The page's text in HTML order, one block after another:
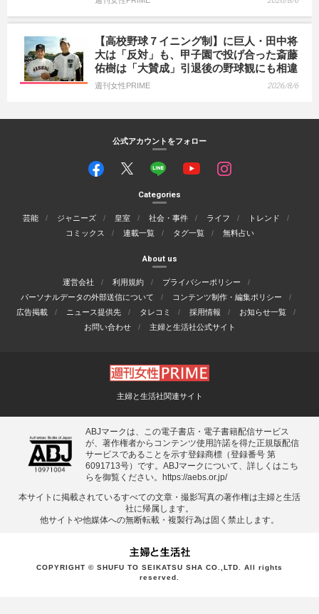
【高校野球７イニング制】に巨人・田中将
大は「反対」も、甲子園で投げ合った斎藤
佑樹は「大賛成」引退後の野球観にも相違
週刊女性PRIME 2026/8/6
公式アカウントをフォロー
Categories
芸能 ジャニーズ 皇室 社会・事件 ライフ
トレンド
コミックス
連載一覧 タグ一覧 無料占い
About us
運営会社 利用規約
プライバシーポリシー
パーソナルデータの外部送信について
コンテンツ制作・編集ポリシー
広告掲載
ニュース提供先 タレコミ 採用情報
お知らせ一覧
お問い合わせ
主婦と生活社公式サイト
主婦と生活社関連サイト
ABJマークは、この電子書店・電子書籍配信サービス
が、著作権者からコンテンツ使用許諾を得た正規版配信
サービスであることを示す登録商標（登録番号 第
6091713号）です。ABJマークについて、詳しくはこち
らを御覧ください。 https://aebs.or.jp/
本サイトに掲載されているすべての⽂章・撮影写真の著作権は主婦と⽣活
社に帰属します。
他サイトや他媒体への無断転載・複製⾏為は固く禁⽌します。
COPYRIGHT © SHUFU TO SEIKATSU SHA CO.,LTD. All rights
reserved.